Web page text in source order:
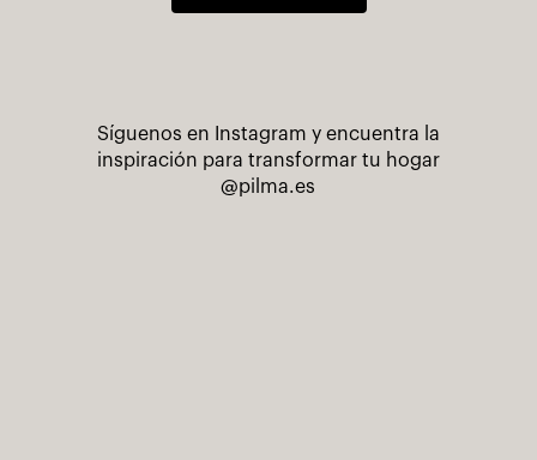
Síguenos en Instagram y encuentra la
inspiración para transformar tu hogar
@pilma.es